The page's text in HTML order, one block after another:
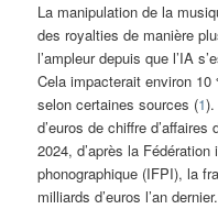
La manipulation de la
des royalties de manière
l’ampleur depuis que l’IA
Cela impacterait environ
selon certaines sources (1).
d’euros de chiffre
2024, d’après la
phonographique (IFPI), la
milliards d’euros l’an dernier.